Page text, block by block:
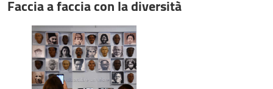
Faccia a faccia con la diversità